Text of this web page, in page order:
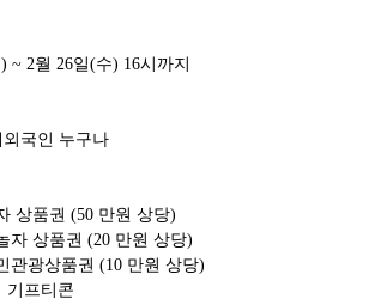
~ 2월 26일(수) 16시까지
국인 누구나
상품권 (50 만원 상당)
자 상품권 (20 만원 상당)
관광상품권 (10 만원 상당)
기프티콘